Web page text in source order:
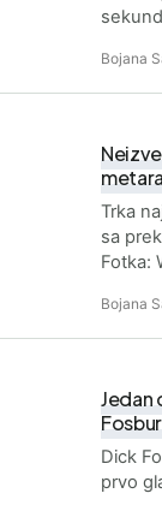
Bojana
Trka
sa
Fotka:
Bojana
Jedan
Dick
prvo